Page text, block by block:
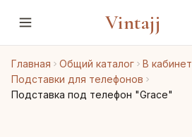
Vintajj
Главная Общий каталог
В кабинет
Подставки для телефонов
Подставка под телефон "Grace"